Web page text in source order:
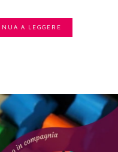
A LEGGERE